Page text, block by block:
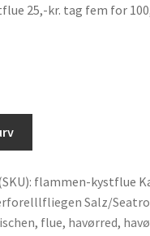
25,-kr. tag fem for
flammen-kystflue
Salz/
, flue, havørred,